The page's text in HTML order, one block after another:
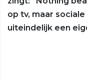
op tv, maar
uiteindelijk een